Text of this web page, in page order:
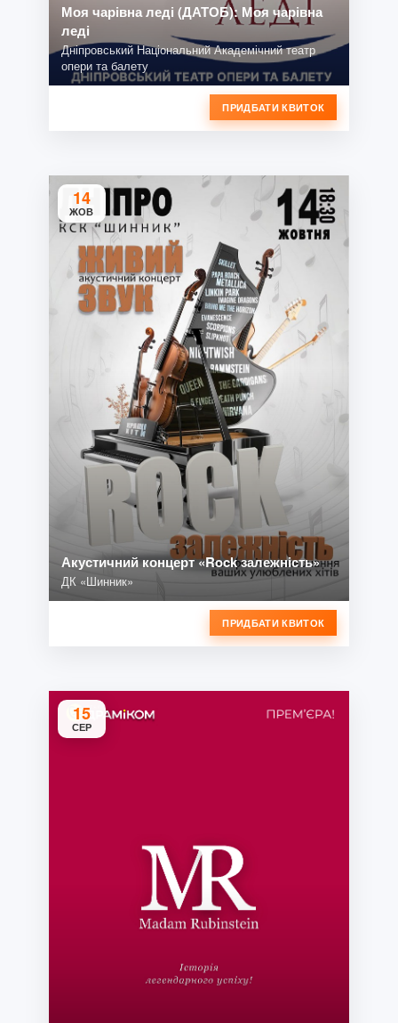
Моя чарівна леді (ДАТОБ): Моя чарівна
леді
Дніпровський Національний Академічний театр
опери та балету
ПРИДБАТИ КВИТОК
14
ЖОВ
Акустичний концерт «Rock залежність»
ДК «Шинник»
ПРИДБАТИ КВИТОК
15
СЕР